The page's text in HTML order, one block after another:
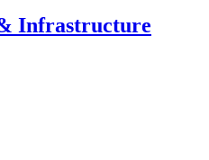
Infrastructure